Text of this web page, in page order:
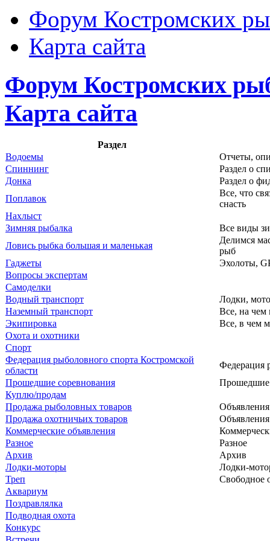
Форум Костромских
Карта сайта
Форум Костромских
Карта сайта
Раздел
Водоемы
Отчеты,
Спиннинг
Раздел о
Донка
Раздел о
Поплавок
Все, что
снасть
Нахлыст
Зимняя рыбалка
Все виды
Ловись рыбка большая и маленькая
Делимся
рыб
Гаджеты
Эхолоты,
Вопросы экспертам
Самоделки
Водный транспорт
Лодки,
Наземный транспорт
Все, на чем
Экипировка
Все, в чем
Охота и охотники
Спорт
Федерация рыболовного спорта Костромской
области
Федерация
Прошедшие соревнования
Прошедшие
Куплю/продам
Продажа рыболовных товаров
Продажа охотничьих товаров
Коммерческие объявления
Разное
Разное
Архив
Архив
Лодки-моторы
Лодки-
Треп
Свободное
Аквариум
Поздравлялка
Подводная охота
Конкурс